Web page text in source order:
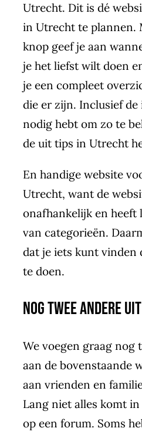
Utrecht. Dit is dé
in Utrecht te plannen.
knop geef je aan
je het liefst wilt doen
je een compleet
die er zijn. Inclusief
nodig hebt om zo te
de uit tips in Utrecht
En handige website
Utrecht, want de
onafhankelijk en heeft
van categorieën.
dat je iets kunt vinden
te doen.
Nog twee andere
We voegen graag nog
aan de bovenstaande
aan vrienden en
Lang niet alles komt
op een forum. Soms